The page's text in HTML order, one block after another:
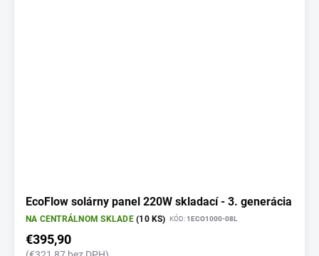
EcoFlow solárny panel 220W skladací - 3. generácia
NA CENTRÁLNOM SKLADE(10 KS) KÓD:1ECO1000-08L
€395,90